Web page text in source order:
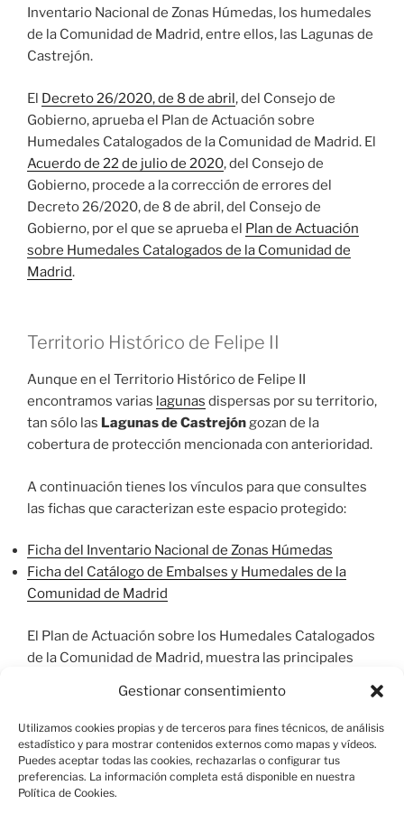
Gestionar consentimiento
Utilizamos cookies propias y de terceros para fines técnicos, de análisis
estadístico y para mostrar contenidos externos como mapas y vídeos.
Puedes aceptar todas las cookies, rechazarlas o configurar tus
preferencias. La información completa está disponible en nuestra
Política de Cookies.
Inventario Nacional de Zonas Húmedas, los humedales
de la Comunidad de Madrid, entre ellos, las Lagunas de
Castrejón.
El Decreto 26/2020, de 8 de abril, ​del Consejo de
Gobierno, aprueba el Plan de Actuación sobre
Humedales Catalogados de la Comunidad de Madrid. El
Acuerdo de 22 de julio de 2020, del Consejo de
Gobierno, procede a la corrección de errores del
Decreto 26/2020, de 8 de abril, del Consejo de
Gobierno, por el que se aprueba el Plan de Actuación
sobre Humedales Catalogados de la Comunidad de
Madrid.
Territorio Histórico de Felipe II
Aunque en el Territorio Histórico de Felipe II
encontramos varias lagunas dispersas por su territorio,
tan sólo las Lagunas de Castrejóngozan de la
cobertura de protección mencionada con anterioridad.
A continuación tienes los vínculos para que consultes
las fichas que caracterizan este espacio protegido:
Ficha del Inventario Nacional de Zonas Húmedas
Ficha del Catálogo de Embalses y Humedales de la
Comunidad de Madrid
El Plan de Actuación sobre los Humedales Catalogados
de la Comunidad de Madrid, muestra las principales
páginas 133 y 141) .